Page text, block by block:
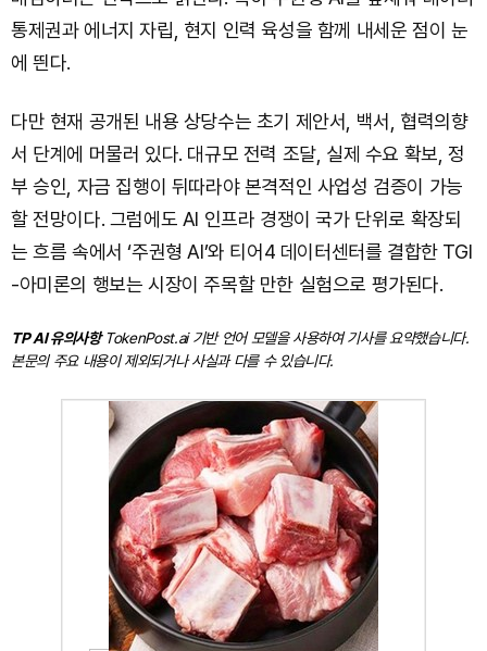
통제권과 에너지 자립, 현지 인력 육성을 함께 내세운 점이 눈
에 띈다.
다만 현재 공개된 내용 상당수는 초기 제안서, 백서, 협력의향
서 단계에 머물러 있다. 대규모 전력 조달, 실제 수요 확보, 정
부 승인, 자금 집행이 뒤따라야 본격적인 사업성 검증이 가능
할 전망이다. 그럼에도 AI 인프라 경쟁이 국가 단위로 확장되
는 흐름 속에서 ‘주권형 AI’와 티어4 데이터센터를 결합한 TGI
-아미론의 행보는 시장이 주목할 만한 실험으로 평가된다.
TP AI 유의사항TokenPost.ai 기반 언어 모델을 사용하여 기사를 요약했습니다.
본문의 주요 내용이 제외되거나 사실과 다를 수 있습니다.